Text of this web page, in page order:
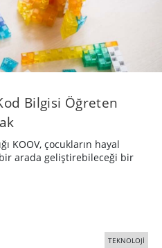
Bilgisi Öğreten
KOOV, çocukların hayal
arada geliştirebileceği bir
TEKNOLOJİ